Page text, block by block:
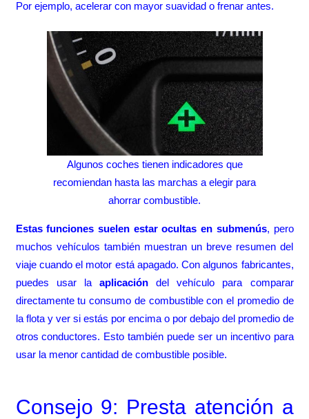
Por ejemplo, acelerar con mayor suavidad o frenar antes.
Algunos coches tienen indicadores que
recomiendan hasta las marchas a elegir para
ahorrar combustible.
Estas funciones suelen estar ocultas en submenús, pero
muchos vehículos también muestran un breve resumen del
viaje cuando el motor está apagado. Con algunos fabricantes,
puedes usar la aplicacióndel vehículo para comparar
directamente tu consumo de combustible con el promedio de
la flota y ver si estás por encima o por debajo del promedio de
otros conductores. Esto también puede ser un incentivo para
usar la menor cantidad de combustible posible.
Consejo 9: Presta atención a